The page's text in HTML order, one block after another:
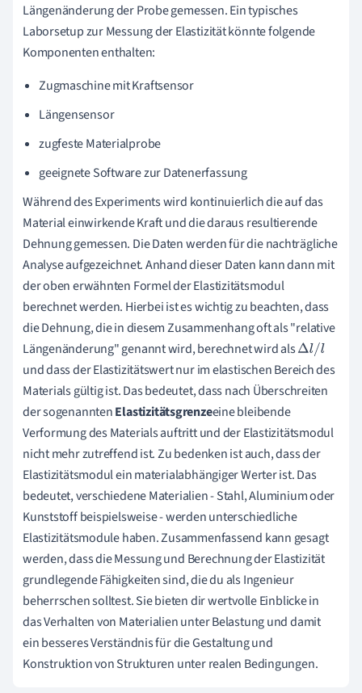
Längenänderung der Probe gemessen. Ein typisches
Laborsetup zur Messung der Elastizität könnte folgende
Komponenten enthalten:
Zugmaschine mit Kraftsensor
Längensensor
zugfeste Materialprobe
geeignete Software zur Datenerfassung
Während des Experiments wird kontinuierlich die auf das
Material einwirkende Kraft und die daraus resultierende
Dehnung gemessen. Die Daten werden für die nachträgliche
Analyse aufgezeichnet. Anhand dieser Daten kann dann mit
der oben erwähnten Formel der Elastizitätsmodul
berechnet werden. Hierbei ist es wichtig zu beachten, dass
die Dehnung, die in diesem Zusammenhang oft als "relative
Längenänderung" genannt wird, berechnet wird alsΔl/l
und dass der Elastizitätswert nur im elastischen Bereich des
Materials gültig ist. Das bedeutet, dass nach Überschreiten
der sogenanntenElastizitätsgrenzeeine bleibende
Verformung des Materials auftritt und der Elastizitätsmodul
nicht mehr zutreffend ist. Zu bedenken ist auch, dass der
Elastizitätsmodul ein materialabhängiger Werter ist. Das
bedeutet, verschiedene Materialien - Stahl, Aluminium oder
Kunststoff beispielsweise - werden unterschiedliche
Elastizitätsmodule haben. Zusammenfassend kann gesagt
werden, dass die Messung und Berechnung der Elastizität
grundlegende Fähigkeiten sind, die du als Ingenieur
beherrschen solltest. Sie bieten dir wertvolle Einblicke in
das Verhalten von Materialien unter Belastung und damit
ein besseres Verständnis für die Gestaltung und
Konstruktion von Strukturen unter realen Bedingungen.